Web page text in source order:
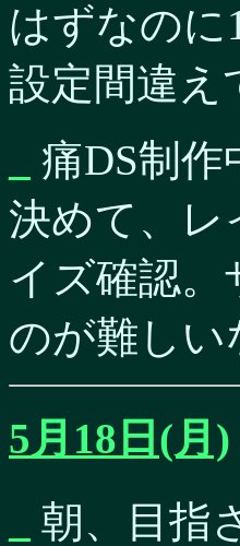
はずなの
設定間違え
痛DS制
決めて、レ
イズ確認
のが難しい
5月18日(月)
朝、目指